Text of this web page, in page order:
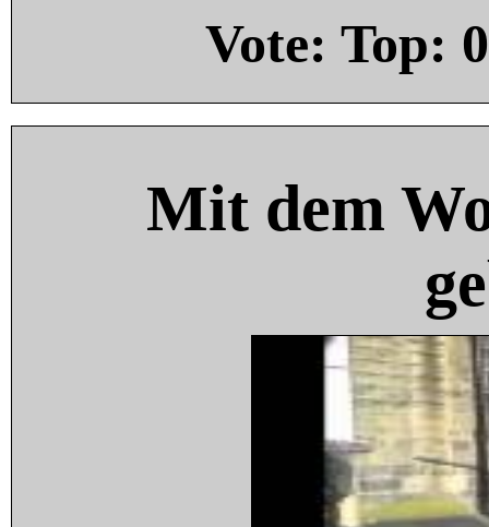
Vote: Top: 0
Mit dem